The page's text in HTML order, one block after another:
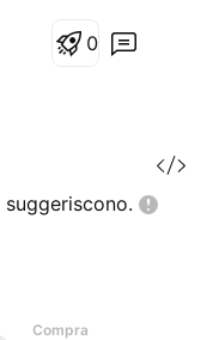
48259.88 $
0
suggeriscono.
Compra